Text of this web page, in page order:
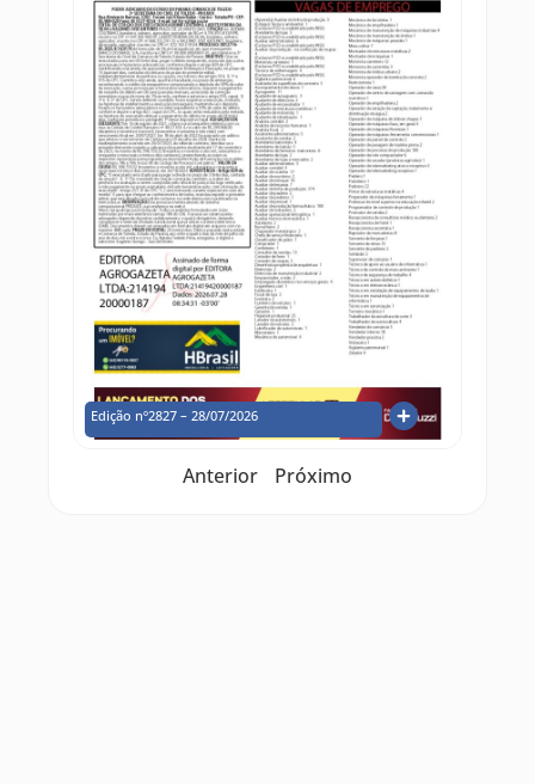
Edição nº2827 – 28/07/2026
Anterior Próximo